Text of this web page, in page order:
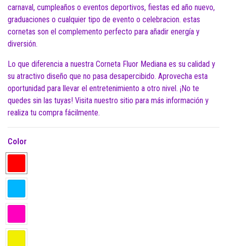
carnaval, cumpleaños o eventos deportivos, fiestas ed año nuevo,
graduaciones o cualquier tipo de evento o celebracion. estas
cornetas son el complemento perfecto para añadir energía y
diversión.
Lo que diferencia a nuestra Corneta Fluor Mediana es su calidad y
su atractivo diseño que no pasa desapercibido. Aprovecha esta
oportunidad para llevar el entretenimiento a otro nivel. ¡No te
quedes sin las tuyas! Visita nuestro sitio para más información y
realiza tu compra fácilmente.
Color